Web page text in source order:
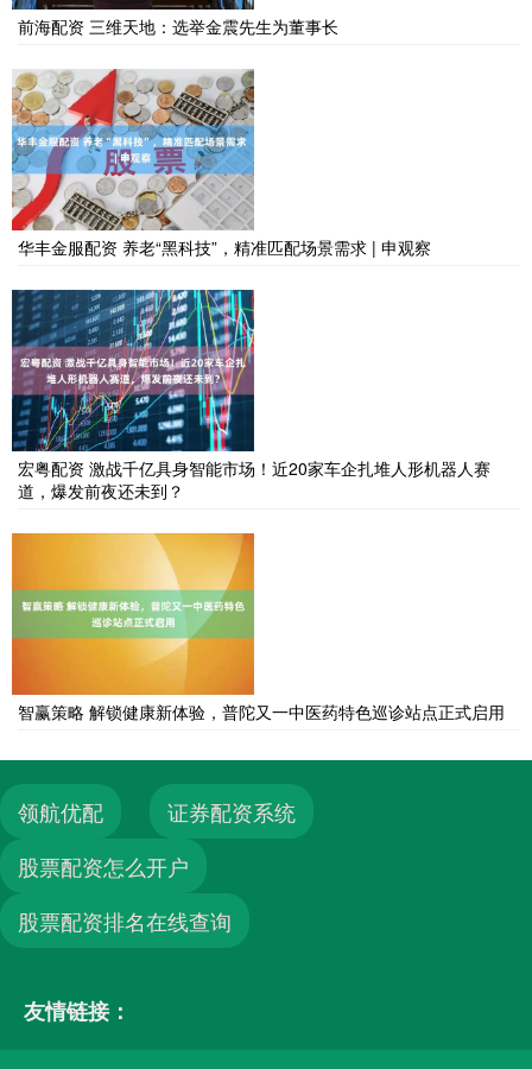
前海配资 三维天地：选举金震先生为董事长
华丰金服配资 养老“黑科技”，精准匹配场景需求 | 申观察
宏粤配资 激战千亿具身智能市场！近20家车企扎堆人形机器人赛
道，爆发前夜还未到？
智赢策略 解锁健康新体验，普陀又一中医药特色巡诊站点正式启用
领航优配
证券配资系统
股票配资怎么开户
股票配资排名在线查询
友情链接：